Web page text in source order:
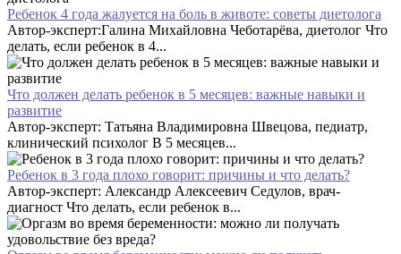
Ребенок 4 года жалуется на боль в животе: советы диетолога
Автор-эксперт:Галина Михайловна Чеботарёва, диетолог Что
делать, если ребенок в 4...
Что должен делать ребенок в 5 месяцев: важные навыки и
развитие
Автор-эксперт: Татьяна Владимировна Швецова, педиатр,
клинический психолог В 5 месяцев...
Ребенок в 3 года плохо говорит: причины и что делать?
Автор-эксперт: Александр Алексеевич Седулов, врач-
диагност Что делать, если ребенок в...